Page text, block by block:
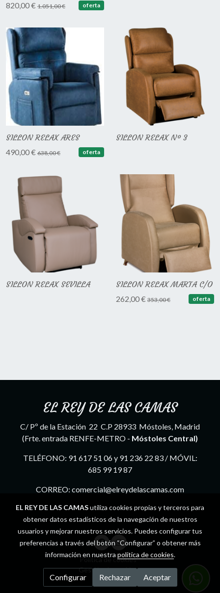
820,00 € 1.051,00 € oferta
SILLON RELAX ARES
490,00 € 638,00 € oferta
SILLON RELAX Nº 3
SILLON RELAX SEVILLA SILLON RELAX MARTA C/O
262,00 € 353,00 € oferta
EL REY DE LAS CAMAS
C/ Pº de la Estación 22 C.P 28933 Móstoles, Madrid
(Frte. entrada RENFE-METRO - Móstoles Central)
TELÉFONO: 91 617 51 06 y 91 236 22 83 / MÓVIL:
685 99 19 87
CORREO: comercial@elreydelascamas.com
Política de cookies
Gestión de cookies
EL REY DE LAS CAMASutiliza cookies propias y terceros para
obtener datos estadísticos de la navegación de nuestros
usuarios y mejorar nuestros servicios. Puedes configurar tus
preferencias a través del botón “Configurar” o obtener más
información en nuestra política de cookies.
Configurar Rechazar Aceptar